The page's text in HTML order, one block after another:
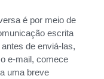
é por meio de
escrita
de enviá-las,
e-mail, comece
uma breve